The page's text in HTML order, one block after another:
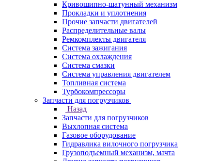
Кривошипно-шатунный механизм
Прокладки и уплотнения
Прочие запчасти двигателей
Распределительные валы
Ремкомплекты двигателя
Система зажигания
Система охлаждения
Система смазки
Система управления двигателем
Топливная система
Турбокомпрессоры
Запчасти для погрузчиков
Назад
Запчасти для погрузчиков
Выхлопная система
Газовое оборудование
Гидравлика вилочного погрузчика
Грузоподъемный механизм, мачта